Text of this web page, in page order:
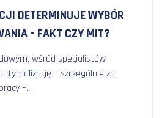
DETERMINUJE WYBÓR
– FAKT CZY MIT?
wśród specjalistów
– szczególnie za
–...